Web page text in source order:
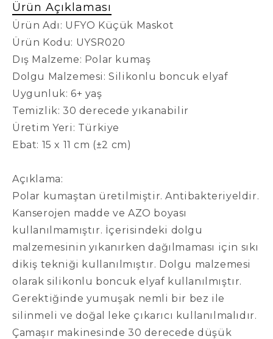
Ürün Açıklaması
Ürün Adı: UFYO Küçük Maskot
Ürün Kodu: UYSR020
Dış Malzeme: Polar kumaş
Dolgu Malzemesi: Silikonlu boncuk elyaf
Uygunluk: 6+ yaş
Temizlik: 30 derecede yıkanabilir
Üretim Yeri: Türkiye
Ebat: 15 x 11 cm (±2 cm)
Açıklama:
Polar kumaştan üretilmiştir. Antibakteriyeldir.
Kanserojen madde ve AZO boyası
kullanılmamıştır. İçerisindeki dolgu
malzemesinin yıkanırken dağılmaması için sıkı
dikiş tekniği kullanılmıştır. Dolgu malzemesi
olarak silikonlu boncuk elyaf kullanılmıştır.
Gerektiğinde yumuşak nemli bir bez ile
silinmeli ve doğal leke çıkarıcı kullanılmalıdır.
Çamaşır makinesinde 30 derecede düşük